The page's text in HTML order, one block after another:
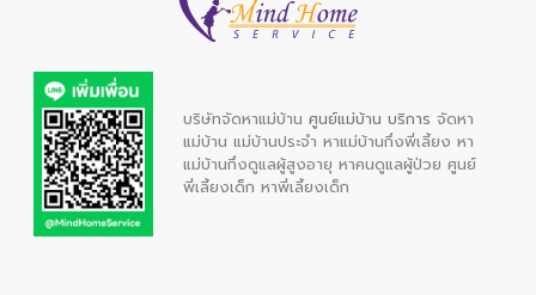
บริษัทจัดหาแม่บ้าน ศูนย์แม่บ้าน บริการ จัดหา
แม่บ้าน แม่บ้านประจำ หาแม่บ้านกึ่งพี่เลี้ยงหา
แม่บ้านกึ่งดูแลผู้สูงอายุ หาคนดูแลผู้ป่วยศูนย์
พี่เลี้ยงเด็ก หาพี่เลี้ยงเด็ก